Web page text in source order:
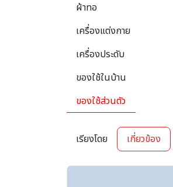
ผ้าทอ
เครื่องแต่งกาย
เครื่องประดับ
ของใช้ในบ้าน
ของใช้ส่วนตัว
เรียงโดย เกี่ยวข้อง